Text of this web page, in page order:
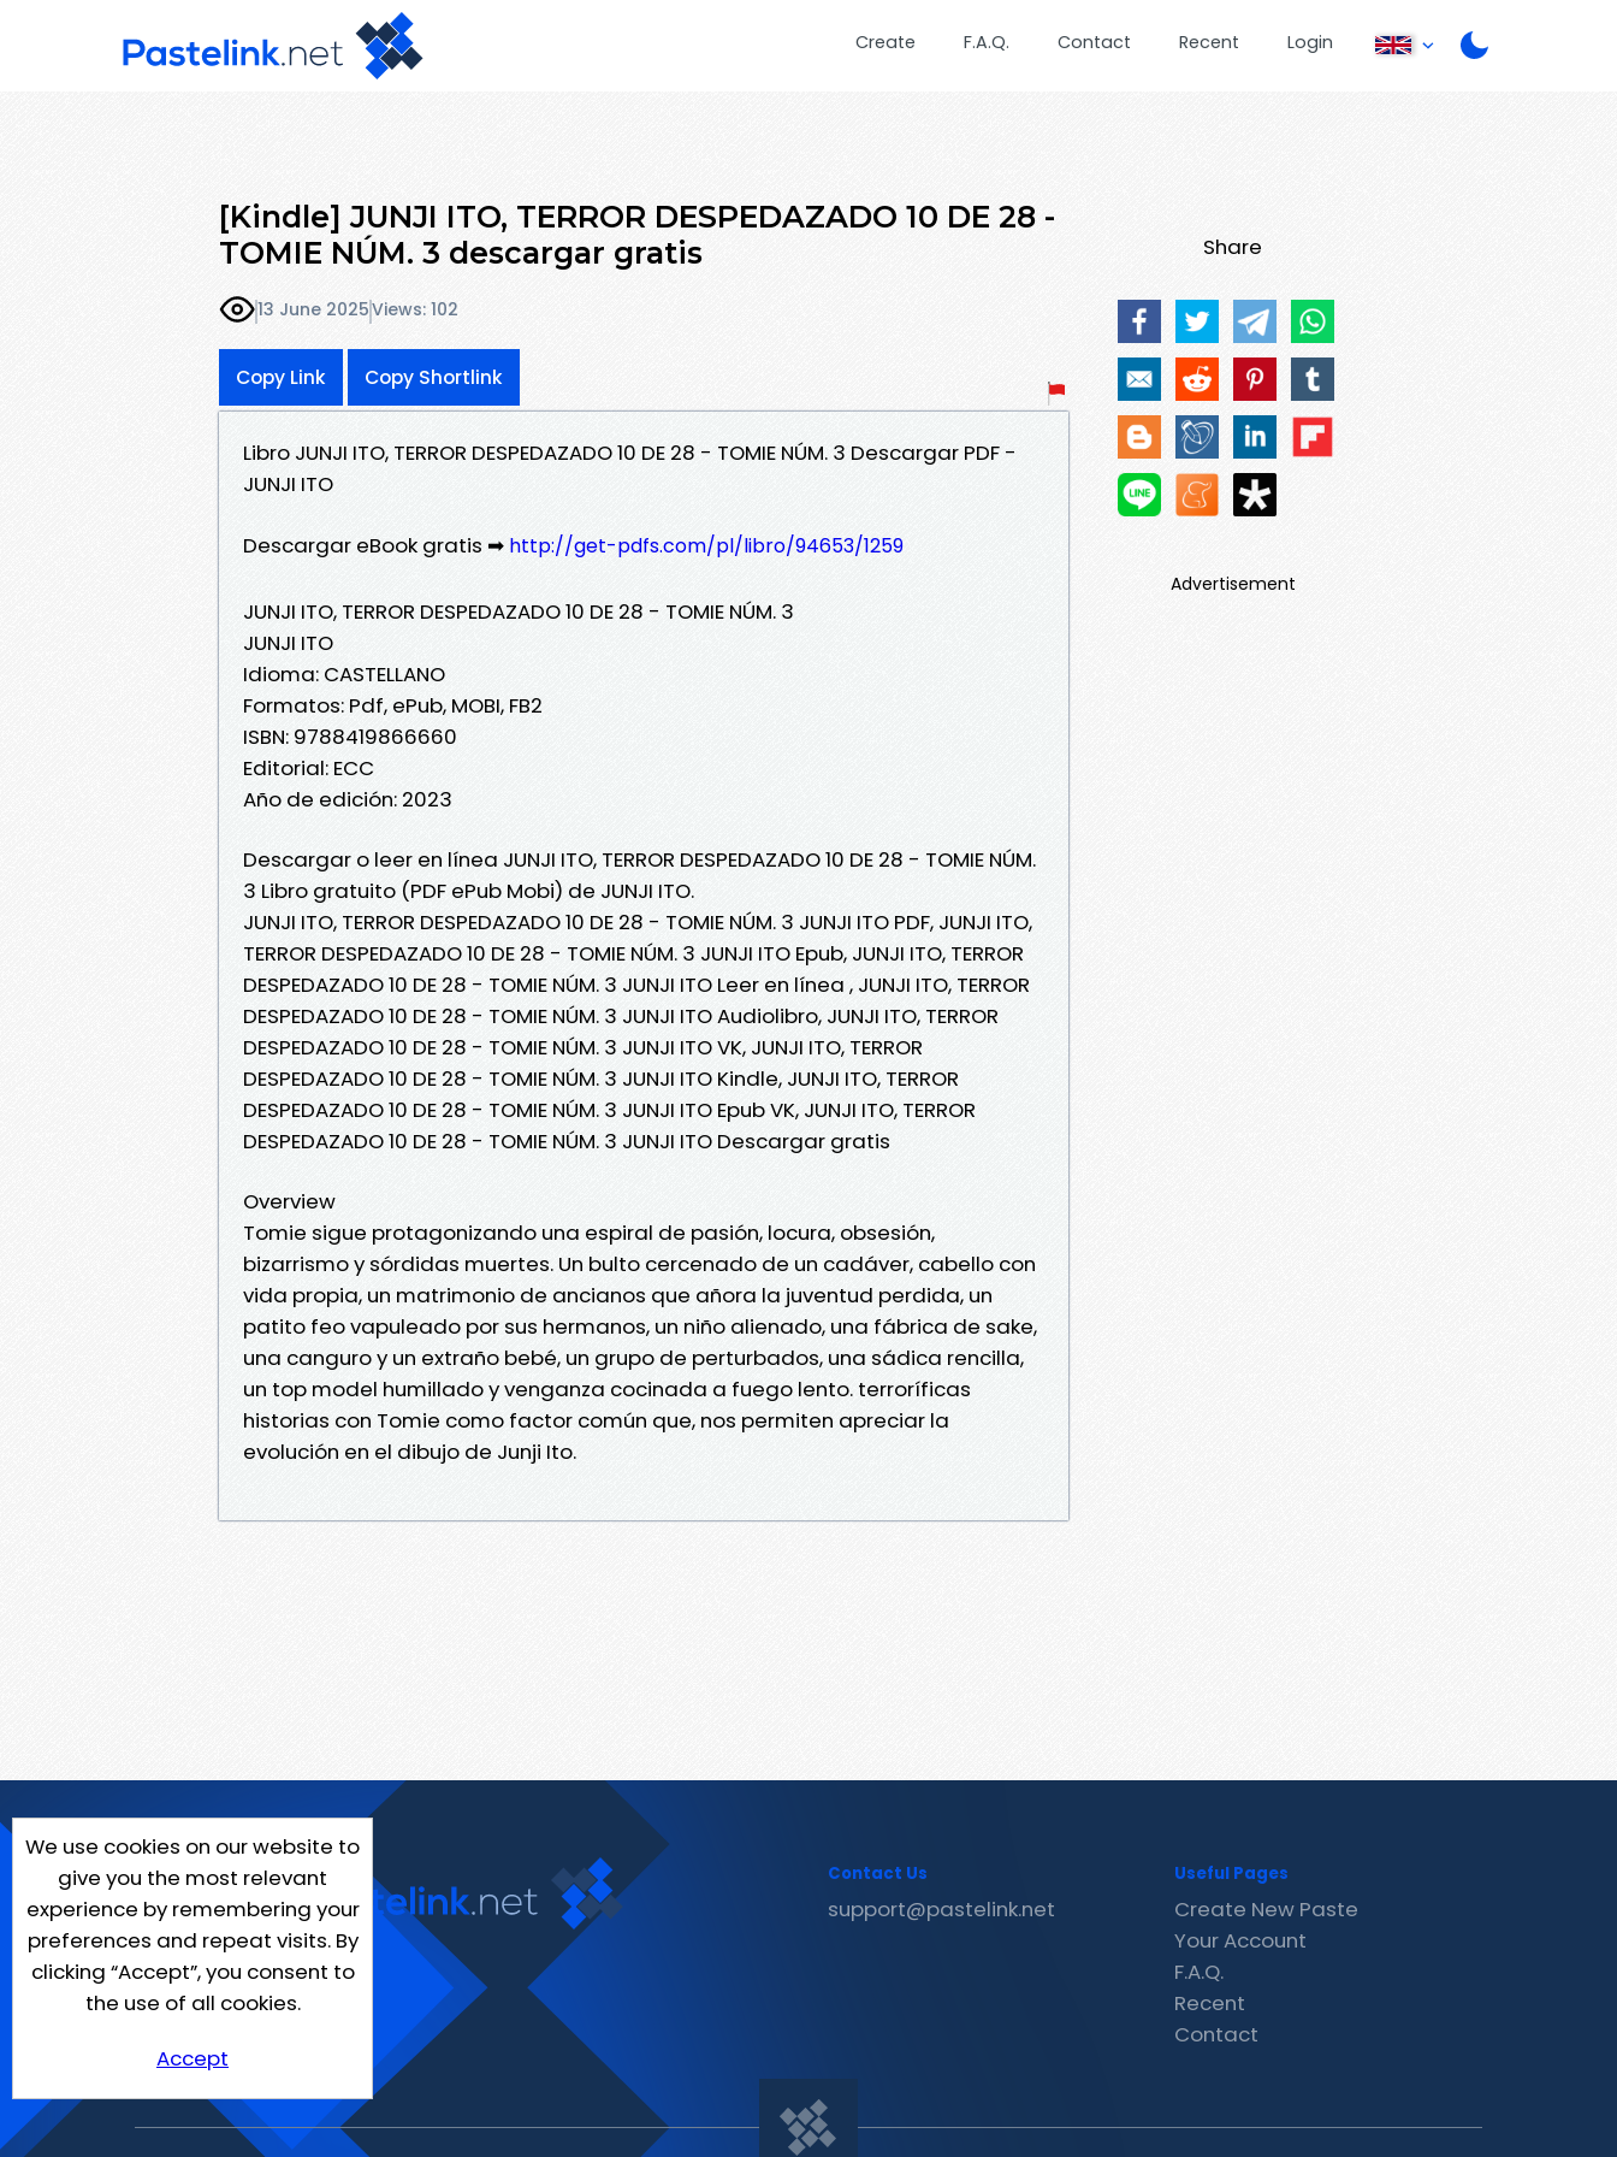
Create F.A.Q. Contact Recent Login
[Kindle] JUNJI ITO, TERROR DESPEDAZADO 10 DE 28 -
TOMIE NÚM. 3 descargar gratis
13 June 2025Views: 102
Copy Link Copy Shortlink
Libro JUNJI ITO, TERROR DESPEDAZADO 10 DE 28 - TOMIE NÚM. 3 Descargar PDF -
JUNJI ITO
Descargar eBook gratis ➡ http://get-pdfs.com/pl/libro/94653/1259
JUNJI ITO, TERROR DESPEDAZADO 10 DE 28 - TOMIE NÚM. 3
JUNJI ITO
Idioma: CASTELLANO
Formatos: Pdf, ePub, MOBI, FB2
ISBN: 9788419866660
Editorial: ECC
Año de edición: 2023
Descargar o leer en línea JUNJI ITO, TERROR DESPEDAZADO 10 DE 28 - TOMIE NÚM.
3 Libro gratuito (PDF ePub Mobi) de JUNJI ITO.
JUNJI ITO, TERROR DESPEDAZADO 10 DE 28 - TOMIE NÚM. 3 JUNJI ITO PDF, JUNJI ITO,
TERROR DESPEDAZADO 10 DE 28 - TOMIE NÚM. 3 JUNJI ITO Epub, JUNJI ITO, TERROR
DESPEDAZADO 10 DE 28 - TOMIE NÚM. 3 JUNJI ITO Leer en línea , JUNJI ITO, TERROR
DESPEDAZADO 10 DE 28 - TOMIE NÚM. 3 JUNJI ITO Audiolibro, JUNJI ITO, TERROR
DESPEDAZADO 10 DE 28 - TOMIE NÚM. 3 JUNJI ITO VK, JUNJI ITO, TERROR
DESPEDAZADO 10 DE 28 - TOMIE NÚM. 3 JUNJI ITO Kindle, JUNJI ITO, TERROR
DESPEDAZADO 10 DE 28 - TOMIE NÚM. 3 JUNJI ITO Epub VK, JUNJI ITO, TERROR
DESPEDAZADO 10 DE 28 - TOMIE NÚM. 3 JUNJI ITO Descargar gratis
Overview
Tomie sigue protagonizando una espiral de pasión, locura, obsesión,
bizarrismo y sórdidas muertes. Un bulto cercenado de un cadáver, cabello con
vida propia, un matrimonio de ancianos que añora la juventud perdida, un
patito feo vapuleado por sus hermanos, un niño alienado, una fábrica de sake,
una canguro y un extraño bebé, un grupo de perturbados, una sádica rencilla,
un top model humillado y venganza cocinada a fuego lento. terroríficas
historias con Tomie como factor común que, nos permiten apreciar la
evolución en el dibujo de Junji Ito.
Share
Advertisement
We use cookies on our website to
give you the most relevant
experience by remembering your
preferences and repeat visits. By
clicking “Accept”, you consent to
the use of all cookies.
Accept
Contact Us
support@pastelink.net
Useful Pages
Create New Paste
Your Account
F.A.Q.
Recent
Contact